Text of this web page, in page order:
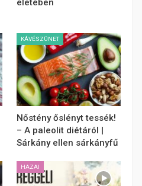
életében
KÁVÉSZÜNET
Nőstény őslényt tessék!
– A paleolit diétáról |
Sárkány ellen sárkányfű
HAZAI